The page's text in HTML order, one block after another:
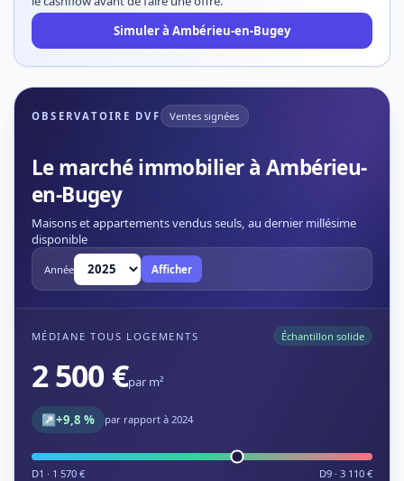
Simuler à Ambérieu-en-Bugey
OBSERVATOIRE DVF Ventes signées
Le marché immobilier à Ambérieu-
en-Bugey
Maisons et appartements vendus seuls, au dernier millésime
disponible
Année Afficher
MÉDIANE TOUS LOGEMENTS Échantillon solide
2 500 €par m²
↗+9,8 % par rapport à 2024
D1 · 1 570 € D9 · 3 110 €